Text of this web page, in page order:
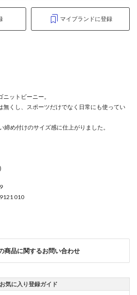
マイブランドに登録
ニットビーニー。
無くし、スポーツだけでなく日常にも使ってい
締め付けのサイズ感に仕上がりました。
010
商品に関するお問い合わせ
お気に入り登録ガイド